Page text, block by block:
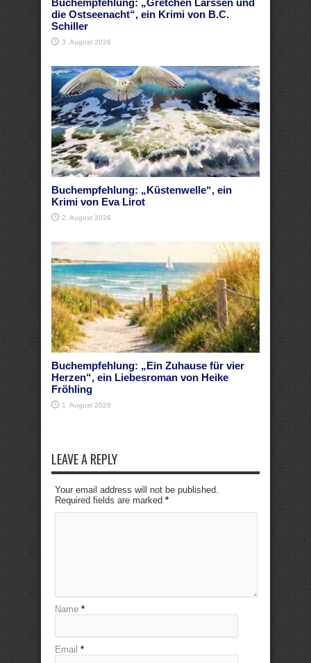
Buchempfehlung: „Gretchen Larssen und
die Ostseenacht“, ein Krimi von B.C.
Schiller
3. August 2026
Buchempfehlung: „Küstenwelle“, ein
Krimi von Eva Lirot
2. August 2026
Buchempfehlung: „Ein Zuhause für vier
Herzen“, ein Liebesroman von Heike
Fröhling
1. August 2026
LEAVE A REPLY
Your email address will not be published.
Required fields are marked *
Name *
Email *